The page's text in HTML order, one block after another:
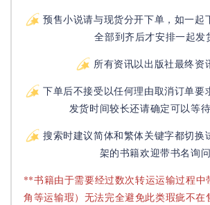
预售小说请与现货分开下单，如一起
全部到齐后才安排一起发
所有资讯以出版社最终资
下单后不接受以任何理由取消订单要
发货时间较长还请确定可以等
搜索时建议简体和繁体关键字都切换
架的书籍欢迎带书名询问
**书籍由于需要经过数次转运运输过程中
角等运输瑕）无法完全避免此类瑕疵不在